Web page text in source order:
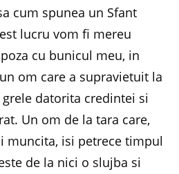
cum spunea un Sfant
lucru vom fi mereu
cu bunicul meu, in
om care a supravietuit la
datorita credintei si
Un om de la tara care,
muncita, isi petrece timpul
de la nici o slujba si